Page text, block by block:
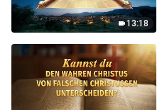
13:18